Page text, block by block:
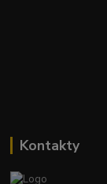
Kontakty